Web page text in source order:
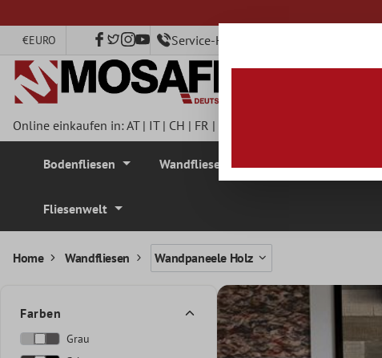
€EURO Service-Hotline +49 40 79750890
Online einkaufen in:AT| IT| CH | FR |
Bodenfliesen Wandfliesen
Fliesenwelt
Home Wandfliesen Wandpaneele Holz
Farben
Grau